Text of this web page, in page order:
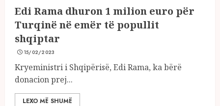
Edi Rama dhuron 1 milion euro për
Turqinë në emër të popullit
shqiptar
15/02/2023
Kryeministri i Shqipërisë, Edi Rama, ka bërë
donacion prej...
LEXO MË SHUMË